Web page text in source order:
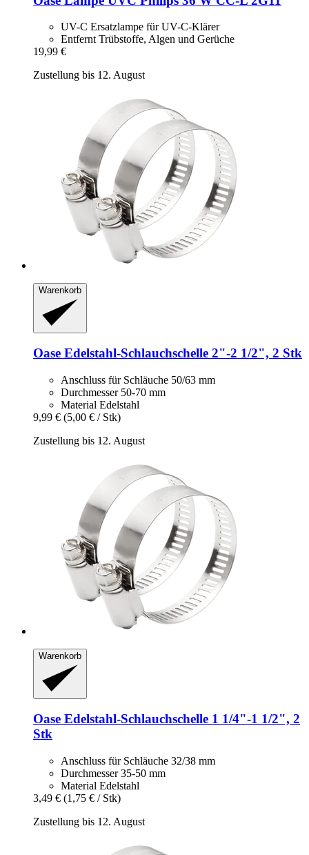
UV-C Ersatzlampe für UV-C-Klärer
Entfernt Trübstoffe, Algen und Gerüche
19,99 €
Zustellung bis 12. August
Warenkorb
Oase Edelstahl-​Schlauchschelle 2"-​2 1/2", 2 Stk
Anschluss für Schläuche 50/63 mm
Durchmesser 50-70 mm
Material Edelstahl
9,99 € (5,00 € / Stk)
Zustellung bis 12. August
Warenkorb
Oase Edelstahl-​Schlauchschelle 1 1/4"-​1 1/2", 2
Stk
Anschluss für Schläuche 32/38 mm
Durchmesser 35-50 mm
Material Edelstahl
3,49 € (1,75 € / Stk)
Zustellung bis 12. August